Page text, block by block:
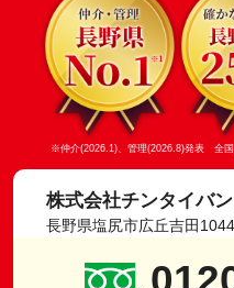
※仲介(2026.1)、管理(2026.8)発表 全国
株式会社チンタイバ
長野県塩尻市広丘吉田